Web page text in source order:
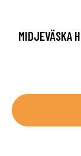
MIDJEVÄSKA